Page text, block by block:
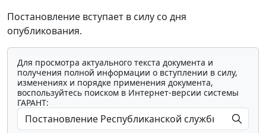
Постановление вступает в силу со дня
опубликования.
Для просмотра актуального текста документа и
получения полной информации о вступлении в силу,
изменениях и порядке применения документа,
воспользуйтесь поиском в Интернет-версии системы
ГАРАНТ: